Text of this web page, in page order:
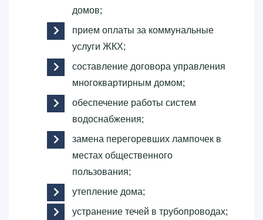
домов;
прием оплаты за коммунальные
услуги ЖКХ;
составление договора управления
многоквартирным домом;
обеспечение работы систем
водоснабжения;
замена перегоревших лампочек в
местах общественного
пользования;
утепление дома;
устранение течей в трубопроводах;